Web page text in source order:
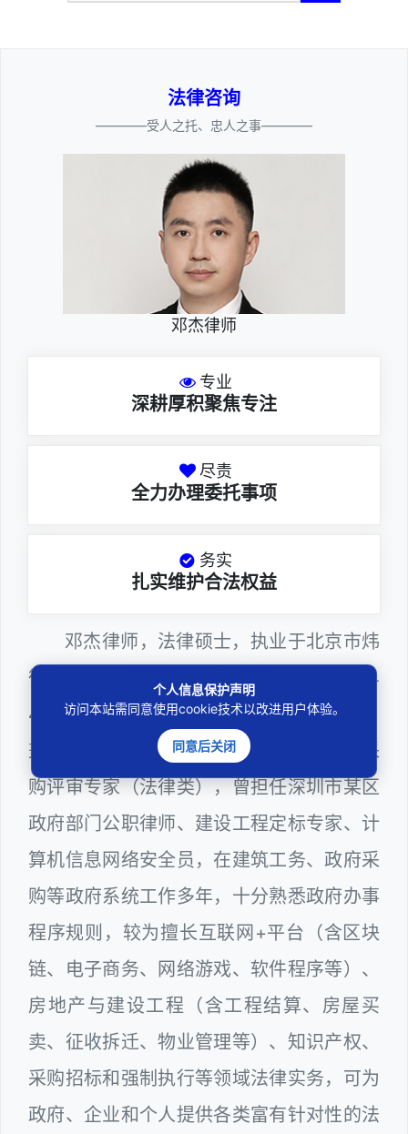
法律咨询
————受人之托、忠人之事————
邓杰律师
专业
深耕厚积聚焦专注
尽责
全力办理委托事项
务实
扎实维护合法权益
邓杰律师，法律硕士，执业于北京市炜
衡（深圳）律师事务所，律师执业证号为14
403201810022100。邓杰律师现（或曾）
兼任深圳市人民政府听证员、深圳市政府采
购评审专家（法律类），曾担任深圳市某区
政府部门公职律师、建设工程定标专家、计
算机信息网络安全员，在建筑工务、政府采
购等政府系统工作多年，十分熟悉政府办事
程序规则，较为擅长互联网+平台（含区块
链、电子商务、网络游戏、软件程序等）、
房地产与建设工程（含工程结算、房屋买
卖、征收拆迁、物业管理等）、知识产权、
采购招标和强制执行等领域法律实务，可为
政府、企业和个人提供各类富有针对性的法
个人信息保护声明
访问本站需同意使用cookie技术以改进用户体验。
同意后关闭